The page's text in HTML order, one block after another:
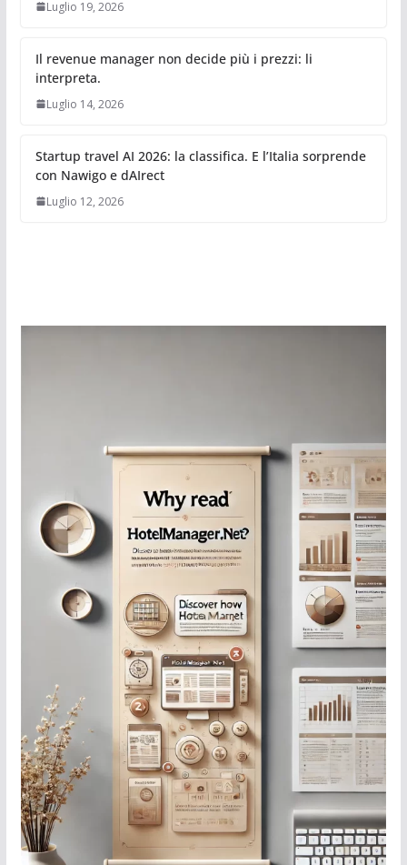
Luglio 19, 2026
Il revenue manager non decide più i prezzi: li
interpreta.
Luglio 14, 2026
Startup travel AI 2026: la classifica. E l’Italia sorprende
con Nawigo e dAIrect
Luglio 12, 2026